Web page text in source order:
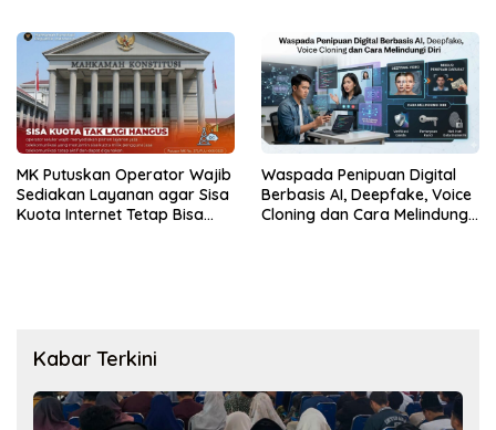
MK Putuskan Operator Wajib
Sediakan Layanan agar Sisa
Kuota Internet Tetap Bisa
Waspada Penipuan Digital
Berbasis AI, Deepfake, Voice
Cloning dan Cara Melindungi
Kabar Terkini